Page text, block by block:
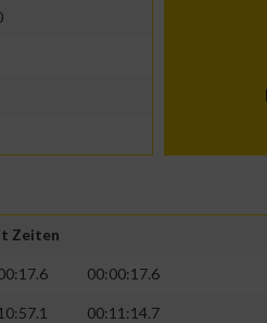
Zeiten
00:00:17.6
00:11:14.7